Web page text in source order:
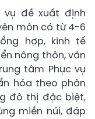
vụ đề xuất định
môn có từ 4-6
hợp, kinh tế
nông thôn, văn
tâm Phục vụ
hóa theo phân
đô thị đặc biệt,
miền núi, đáp